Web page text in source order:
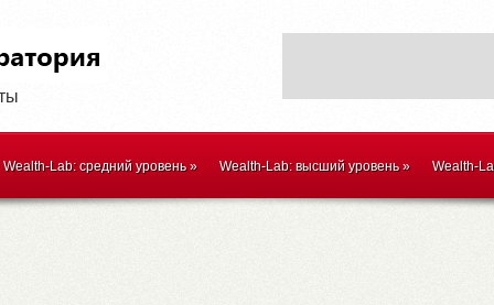
Wealth-Lab: средний уровень» Wealth-Lab: высший уровень» Wealth-